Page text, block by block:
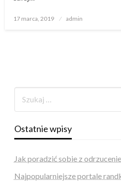
Opublikowane
17 marca, 2019 admin
Ostatnie wpisy
Jak poradzić sobie z
Najpopularniejsze portale